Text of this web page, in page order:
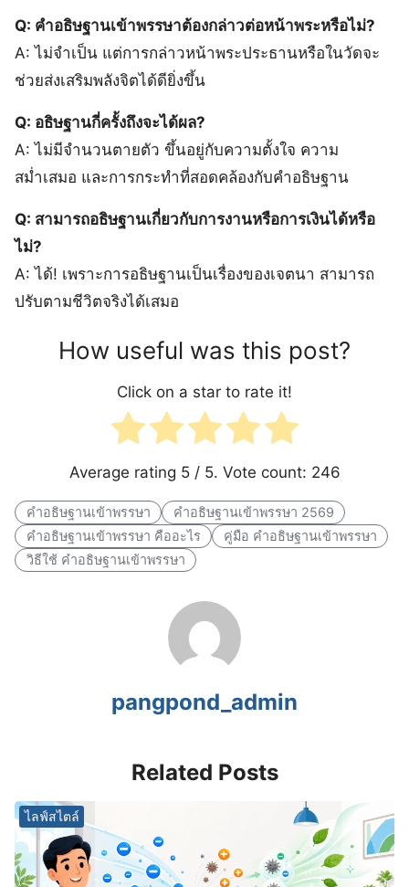
Q: คำอธิษฐานเข้าพรรษาต้องกล่าวต่อหน้าพระหรือไม่?
A: ไม่จำเป็น แต่การกล่าวหน้าพระประธานหรือในวัดจะ
ช่วยส่งเสริมพลังจิตได้ดียิ่งขึ้น
Q: อธิษฐานกี่ครั้งถึงจะได้ผล?
A: ไม่มีจำนวนตายตัว ขึ้นอยู่กับความตั้งใจ ความ
สม่ำเสมอ และการกระทำที่สอดคล้องกับคำอธิษฐาน
Q: สามารถอธิษฐานเกี่ยวกับการงานหรือการเงินได้หรือ
ไม่?
A: ได้! เพราะการอธิษฐานเป็นเรื่องของเจตนา สามารถ
ปรับตามชีวิตจริงได้เสมอ
How useful was this post?
Click on a star to rate it!
Average rating 5/ 5. Vote count: 246
คำอธิษฐานเข้าพรรษา
คำอธิษฐานเข้าพรรษา 2569
คำอธิษฐานเข้าพรรษา คืออะไร
คู่มือ คำอธิษฐานเข้าพรรษา
วิธีใช้ คำอธิษฐานเข้าพรรษา
pangpond_admin
Related Posts
ไลฟ์สไตล์